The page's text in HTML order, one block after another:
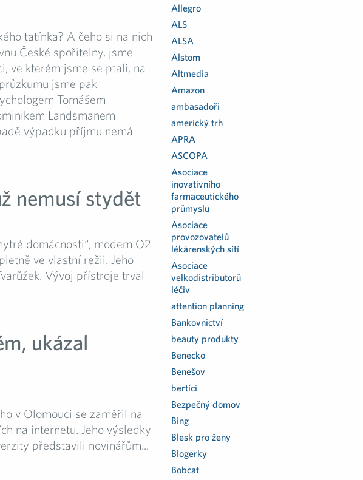
tatínka? A čeho si na nich
České spořitelny, jsme
ve kterém jsme se ptali, na
jsme pak
Tomášem
Landsmanem
výpadku příjmu nemá
nemusí stydět
domácnosti“, modem O2
ve vlastní režii. Jeho
Vývoj přístroje trval
ukázal
v Olomouci se zaměřil na
na internetu. Jeho výsledky
představili novinářům...
Allegro
ALS
ALSA
Alstom
Altmedia
Amazon
ambasadoři
americký trh
APRA
ASCOPA
Asociace
inovativního
farmaceutického
průmyslu
Asociace
provozovatelů
lékárenských sítí
Asociace
velkodistributorů
léčiv
attention planning
Bankovnictví
beauty produkty
Benecko
Benešov
bertíci
Bezpečný domov
Bing
Blesk pro ženy
Blogerky
Bobcat